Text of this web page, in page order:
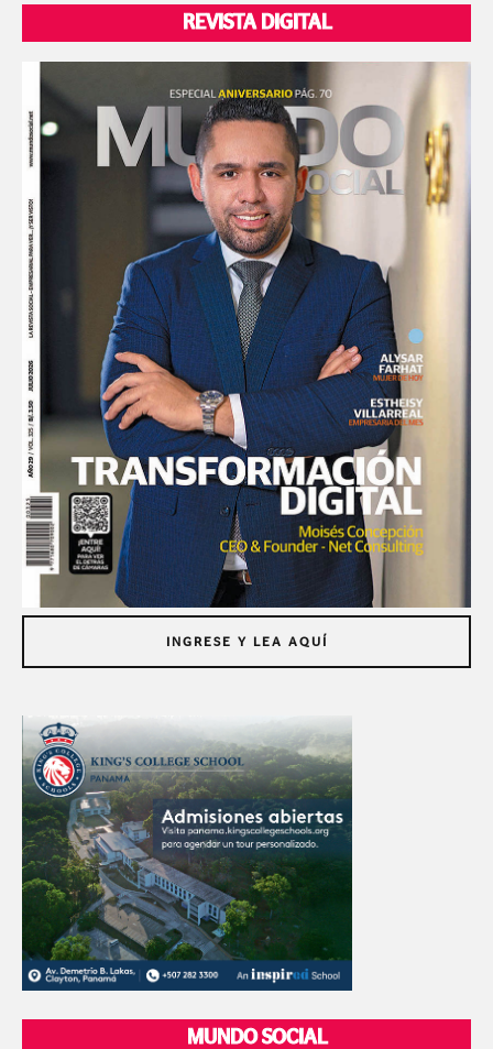
REVISTA DIGITAL
INGRESE Y LEA AQUÍ
MUNDO SOCIAL